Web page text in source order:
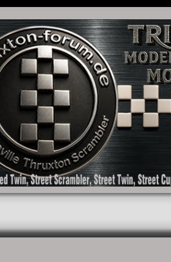
Baureihen ab BJ 2001. Triumph Bonneville,